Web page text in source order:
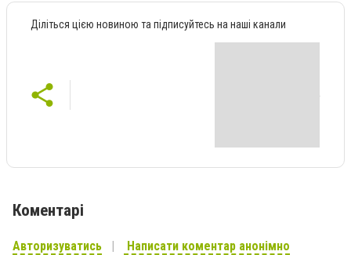
Діліться цією новиною та підписуйтесь на наші канали
Коментарі
Авторизуватись Написати коментар анонімно